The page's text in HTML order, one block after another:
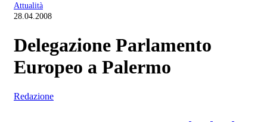
Attualità
28.04.2008
Delegazione Parlamento
Europeo a Palermo
Redazione